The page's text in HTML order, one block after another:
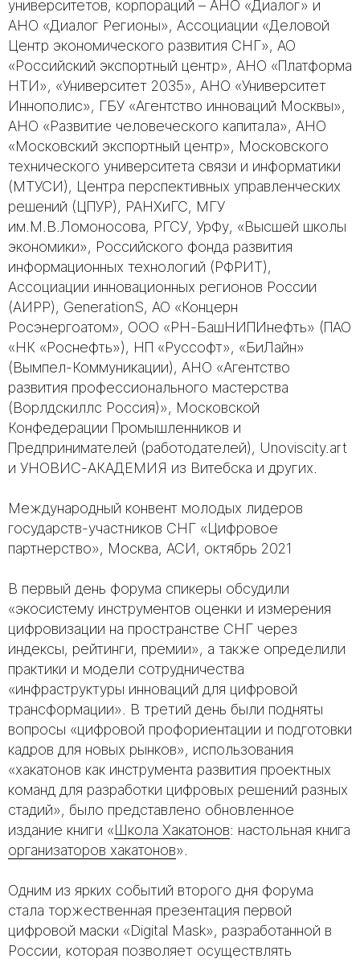
университетов, корпораций – АНО «Диалог» и
АНО «Диалог Регионы», Ассоциации «Деловой
Центр экономического развития СНГ», АО
«Российский экспортный центр», АНО «Платформа
НТИ», «Университет 2035», АНО «Университет
Иннополис», ГБУ «Агентство инноваций Москвы»,
АНО «Развитие человеческого капитала», АНО
«Московский экспортный центр», Московского
технического университета связи и информатики
(МТУСИ), Центра перспективных управленческих
решений (ЦПУР), РАНХиГС, МГУ
им.М.В.Ломоносова, РГСУ, УрФу, «Высшей школы
экономики», Российского фонда развития
информационных технологий (РФРИТ),
Ассоциации инновационных регионов России
(АИРР), GenerationS, АО «Концерн
Росэнергоатом», ООО «РН-БашНИПИнефть» (ПАО
«НК «Роснефть»), НП «Руссофт», «БиЛайн»
(Вымпел-Коммуникации), АНО «Агентство
развития профессионального мастерства
(Ворлдскиллс Россия)», Московской
Конфедерации Промышленников и
Предпринимателей (работодателей), Unoviscity.art
и УНОВИС-АКАДЕМИЯ из Витебска и других.
Международный конвент молодых лидеров
государств-участников СНГ «Цифровое
партнерство», Москва, АСИ, октябрь 2021
В первый день форума спикеры обсудили
«экосистему инструментов оценки и измерения
цифровизации на пространстве СНГ через
индексы, рейтинги, премии», а также определили
практики и модели сотрудничества
«инфраструктуры инноваций для цифровой
трансформации». В третий день были подняты
вопросы «цифровой профориентации и подготовки
кадров для новых рынков», использования
«хакатонов как инструмента развития проектных
команд для разработки цифровых решений разных
стадий», было представлено обновленное
издание книги «Школа Хакатонов: настольная книга
организаторов хакатонов».
Одним из ярких событий второго дня форума
стала торжественная презентация первой
цифровой маски «Digital Mask», разработанной в
России, которая позволяет осуществлять